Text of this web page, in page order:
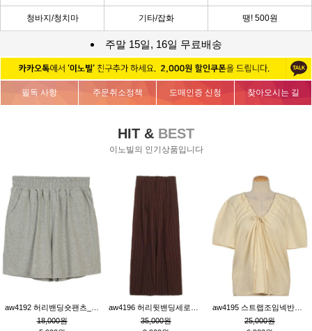
청바지/청치마 기타/잡화 땡! 500원
주말 15일, 16일 무료배송
필독 사항 주문취소정책 도매인증 신청 찾아오시는 길
HIT & BEST
이노빌의 인기상품입니다
18,000원
35,000원
25,000원